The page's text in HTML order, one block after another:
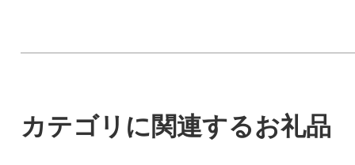
カテゴリに関連するお礼品